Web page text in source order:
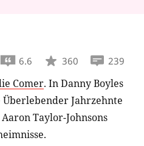
6.6 360 239
Comer. In Danny Boyles
Jahrzehnte
Taylor-Johnsons